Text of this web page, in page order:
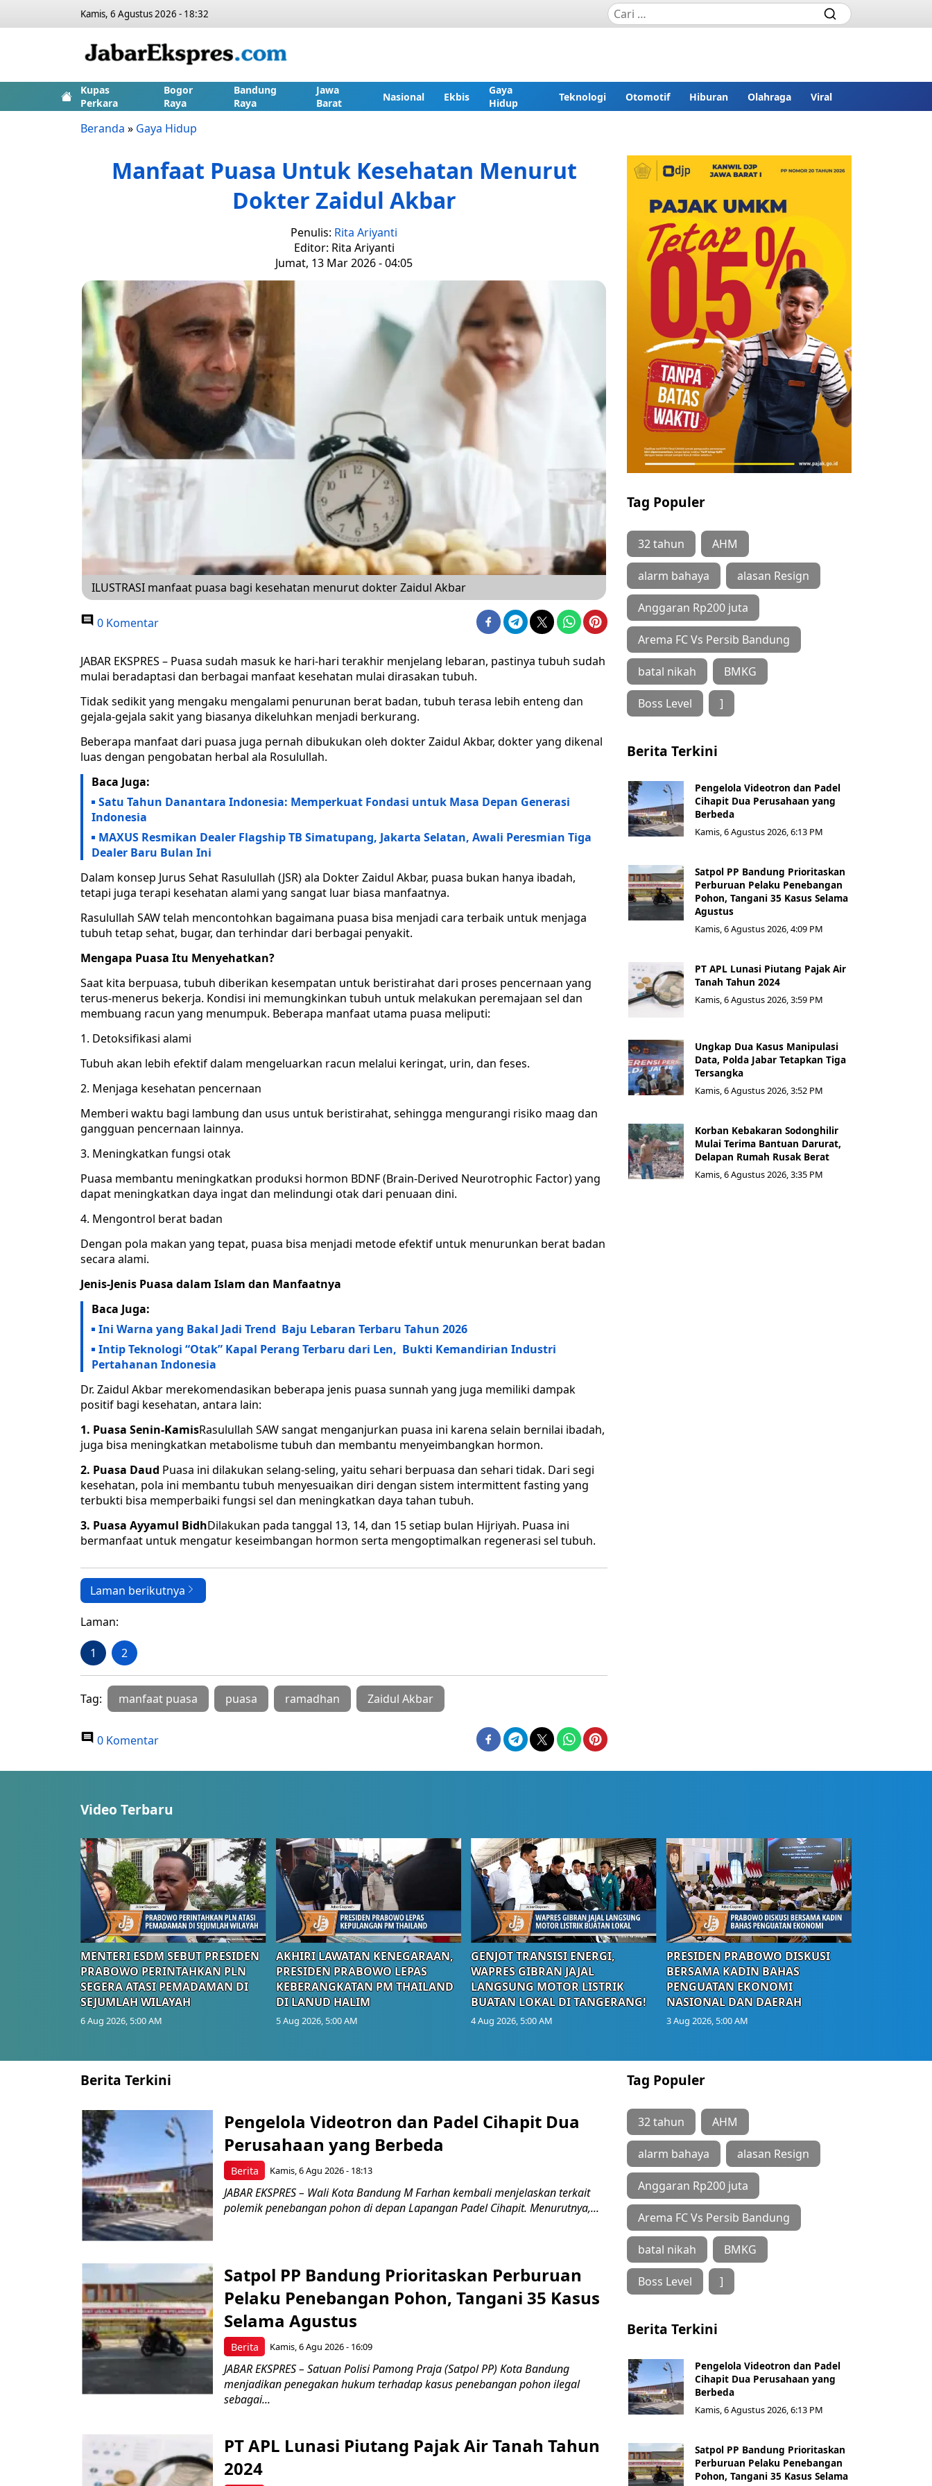
Kamis, 6 Agustus 2026 - 18:32
Kupas
Perkara
Bogor
Raya
Bandung
Raya
Jawa
Barat
Nasional Ekbis
Gaya
Hidup
Teknologi Otomotif Hiburan Olahraga Viral
Beranda » Gaya Hidup
Manfaat Puasa Untuk Kesehatan Menurut
Dokter Zaidul Akbar
Penulis: Rita Ariyanti
Editor: Rita Ariyanti
Jumat, 13 Mar 2026 - 04:05
ILUSTRASI manfaat puasa bagi kesehatan menurut dokter Zaidul Akbar
0 Komentar
JABAR EKSPRES – Puasa sudah masuk ke hari-hari terakhir menjelang lebaran, pastinya tubuh sudah
mulai beradaptasi dan berbagai manfaat kesehatan mulai dirasakan tubuh.
Tidak sedikit yang mengaku mengalami penurunan berat badan, tubuh terasa lebih enteng dan
gejala-gejala sakit yang biasanya dikeluhkan menjadi berkurang.
Beberapa manfaat dari puasa juga pernah dibukukan oleh dokter Zaidul Akbar, dokter yang dikenal
luas dengan pengobatan herbal ala Rosulullah.
Baca Juga:
Satu Tahun Danantara Indonesia: Memperkuat Fondasi untuk Masa Depan Generasi
Indonesia
MAXUS Resmikan Dealer Flagship TB Simatupang, Jakarta Selatan, Awali Peresmian Tiga
Dealer Baru Bulan Ini
Dalam konsep Jurus Sehat Rasulullah (JSR) ala Dokter Zaidul Akbar, puasa bukan hanya ibadah,
tetapi juga terapi kesehatan alami yang sangat luar biasa manfaatnya.
Rasulullah SAW telah mencontohkan bagaimana puasa bisa menjadi cara terbaik untuk menjaga
tubuh tetap sehat, bugar, dan terhindar dari berbagai penyakit.
Mengapa Puasa Itu Menyehatkan?
Saat kita berpuasa, tubuh diberikan kesempatan untuk beristirahat dari proses pencernaan yang
terus-menerus bekerja. Kondisi ini memungkinkan tubuh untuk melakukan peremajaan sel dan
membuang racun yang menumpuk. Beberapa manfaat utama puasa meliputi:
1. Detoksifikasi alami
Tubuh akan lebih efektif dalam mengeluarkan racun melalui keringat, urin, dan feses.
2. Menjaga kesehatan pencernaan
Memberi waktu bagi lambung dan usus untuk beristirahat, sehingga mengurangi risiko maag dan
gangguan pencernaan lainnya.
3. Meningkatkan fungsi otak
Puasa membantu meningkatkan produksi hormon BDNF (Brain-Derived Neurotrophic Factor) yang
dapat meningkatkan daya ingat dan melindungi otak dari penuaan dini.
4. Mengontrol berat badan
Dengan pola makan yang tepat, puasa bisa menjadi metode efektif untuk menurunkan berat badan
secara alami.
Jenis-Jenis Puasa dalam Islam dan Manfaatnya
Baca Juga:
Ini Warna yang Bakal Jadi Trend Baju Lebaran Terbaru Tahun 2026
Intip Teknologi “Otak” Kapal Perang Terbaru dari Len, Bukti Kemandirian Industri
Pertahanan Indonesia
Dr. Zaidul Akbar merekomendasikan beberapa jenis puasa sunnah yang juga memiliki dampak
positif bagi kesehatan, antara lain:
1. Puasa Senin-KamisRasulullah SAW sangat menganjurkan puasa ini karena selain bernilai ibadah,
juga bisa meningkatkan metabolisme tubuh dan membantu menyeimbangkan hormon.
2. Puasa Daud Puasa ini dilakukan selang-seling, yaitu sehari berpuasa dan sehari tidak. Dari segi
kesehatan, pola ini membantu tubuh menyesuaikan diri dengan sistem intermittent fasting yang
terbukti bisa memperbaiki fungsi sel dan meningkatkan daya tahan tubuh.
3. Puasa Ayyamul BidhDilakukan pada tanggal 13, 14, dan 15 setiap bulan Hijriyah. Puasa ini
bermanfaat untuk mengatur keseimbangan hormon serta mengoptimalkan regenerasi sel tubuh.
Laman berikutnya
Laman:
1 2
Tag: manfaat puasa puasa ramadhan Zaidul Akbar
0 Komentar
Tag Populer
32 tahun AHM
alarm bahaya alasan Resign
Anggaran Rp200 juta
Arema FC Vs Persib Bandung
batal nikah BMKG
Boss Level ]
Berita Terkini
Pengelola Videotron dan Padel
Cihapit Dua Perusahaan yang
Berbeda
Kamis, 6 Agustus 2026, 6:13 PM
Satpol PP Bandung Prioritaskan
Perburuan Pelaku Penebangan
Pohon, Tangani 35 Kasus Selama
Agustus
Kamis, 6 Agustus 2026, 4:09 PM
PT APL Lunasi Piutang Pajak Air
Tanah Tahun 2024
Kamis, 6 Agustus 2026, 3:59 PM
Ungkap Dua Kasus Manipulasi
Data, Polda Jabar Tetapkan Tiga
Tersangka
Kamis, 6 Agustus 2026, 3:52 PM
Korban Kebakaran Sodonghilir
Mulai Terima Bantuan Darurat,
Delapan Rumah Rusak Berat
Kamis, 6 Agustus 2026, 3:35 PM
Video Terbaru
MENTERI ESDM SEBUT PRESIDEN
PRABOWO PERINTAHKAN PLN
SEGERA ATASI PEMADAMAN DI
SEJUMLAH WILAYAH
6 Aug 2026, 5:00 AM
AKHIRI LAWATAN KENEGARAAN,
PRESIDEN PRABOWO LEPAS
KEBERANGKATAN PM THAILAND
DI LANUD HALIM
5 Aug 2026, 5:00 AM
GENJOT TRANSISI ENERGI,
WAPRES GIBRAN JAJAL
LANGSUNG MOTOR LISTRIK
BUATAN LOKAL DI TANGERANG!
4 Aug 2026, 5:00 AM
PRESIDEN PRABOWO DISKUSI
BERSAMA KADIN BAHAS
PENGUATAN EKONOMI
NASIONAL DAN DAERAH
3 Aug 2026, 5:00 AM
Berita Terkini
Berita
Pengelola Videotron dan Padel Cihapit Dua
Perusahaan yang Berbeda
Kamis, 6 Agu 2026 - 18:13
JABAR EKSPRES – Wali Kota Bandung M Farhan kembali menjelaskan terkait
polemik penebangan pohon di depan Lapangan Padel Cihapit. Menurutnya,...
Berita
Satpol PP Bandung Prioritaskan Perburuan
Pelaku Penebangan Pohon, Tangani 35 Kasus
Selama Agustus
Kamis, 6 Agu 2026 - 16:09
JABAR EKSPRES – Satuan Polisi Pamong Praja (Satpol PP) Kota Bandung
menjadikan penegakan hukum terhadap kasus penebangan pohon ilegal
sebagai...
PT APL Lunasi Piutang Pajak Air Tanah Tahun
2024
Tag Populer
32 tahun AHM
alarm bahaya alasan Resign
Anggaran Rp200 juta
Arema FC Vs Persib Bandung
batal nikah BMKG
Boss Level ]
Berita Terkini
Pengelola Videotron dan Padel
Cihapit Dua Perusahaan yang
Berbeda
Kamis, 6 Agustus 2026, 6:13 PM
Satpol PP Bandung Prioritaskan
Perburuan Pelaku Penebangan
Pohon, Tangani 35 Kasus Selama